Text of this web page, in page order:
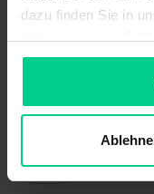
dazu finden Sie in
sein, können Sie
Technische